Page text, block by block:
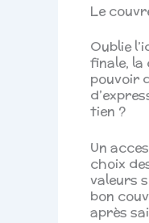
Le
Oublie
finale, la
pouvoir
tien ?
Un
choix
valeurs
bon
après